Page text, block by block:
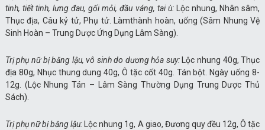
tinh, tiết tinh, lưng đau, gối mỏi, đầu váng, tai ù: Lộc nhung, Nhân sâm,
Thục địa, Câu kỷ tử, Phụ tử. Làmthành hoàn, uống (Sâm Nhung Vệ
Sinh Hoàn – Trung Dược Ứng Dụng Lâm Sàng).
Trị phụ nữ bị băng lậu, vô sinh do dương hỏa suy:Lộc nhung 40g, Thục
địa 80g, Nhục thung dung 40g, Ô tặc cốt 40g. Tán bột. Ngày uống 8-
12g. (Lộc Nhung Tán – Lâm Sàng Thường Dụng Trung Dược Thủ
Sách).
Trị phụ nữ bị băng lậu: Lộc nhung 1g, A giao, Đương quy đều 12g, Ô tặc